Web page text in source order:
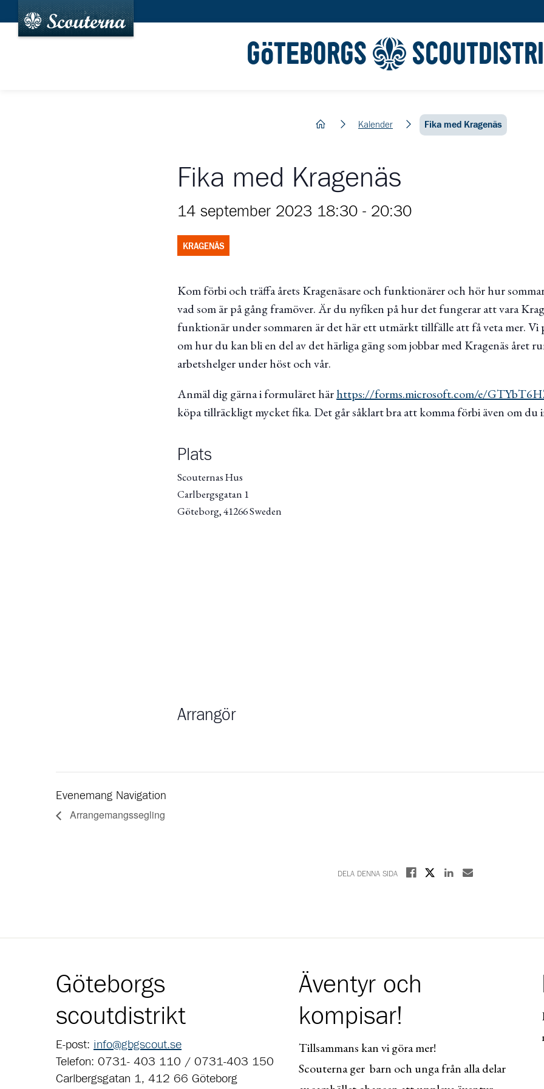
GÖTEBORGS
hem Kalender Fika med Kragenäs
Fika med Kragenäs
14 september 2023 18:30 - 20:30
KRAGENÄS
Kom förbi och träffa årets Kragenäsare och funktionärer och hör hur
vad som är på gång framöver. Är du nyfiken på hur det fungerar att vara
funktionär under sommaren är det här ett utmärkt tillfälle att få veta mer. Vi
om hur du kan bli en del av det härliga gäng som jobbar med Kragenäs året
arbetshelger under höst och vår.
Anmäl dig gärna i formuläret härhttps://forms.microsoft.com/e/
köpa tillräckligt mycket fika. Det går såklart bra att komma förbi även om du
Plats
Scouternas Hus
Carlbergsgatan 1
Göteborg,41266Sweden
Arrangör
Evenemang Navigation
Arrangemangssegling
DELA DENNA SIDA Dela på Facebook
Dela på XDela på Linkedin
Dela med E-post
Göteborgs
scoutdistrikt
E-post: info@gbgscout.se
Telefon: 0731- 403 110 / 0731-403 150
Carlbergsgatan 1, 412 66 Göteborg
Äventyr och
kompisar!
Tillsammans kan vi göra mer!
Scouterna ger barn och unga från alla delar